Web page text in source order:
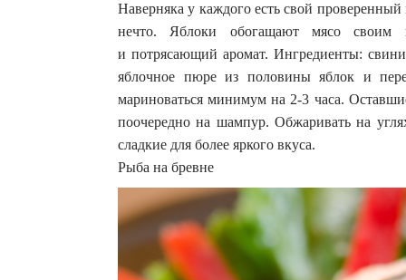
Наверняка у каждого есть свой
нечто. Яблоки обогащают мясо своим
и потрясающий аромат. Ингредиенты:
яблочное пюре из половины яблок и
мариноваться минимум на 2-3 часа.
поочередно на шампур. Обжаривать на
сладкие для более яркого вкуса.
Рыба на бревне